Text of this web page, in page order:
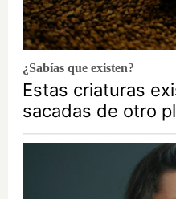
¿Sabías que existen?
Estas criaturas
sacadas de otro